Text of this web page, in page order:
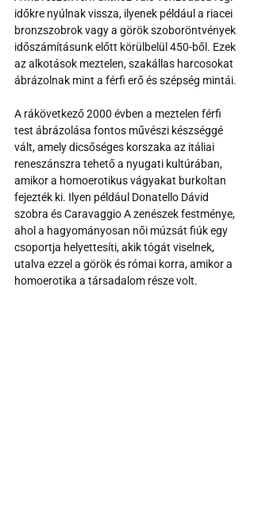
időkre nyúlnak vissza, ilyenek például a riacei
bronzszobrok vagy a görök szoboröntvények
időszámításunk előtt körülbelül 450-ből. Ezek
az alkotások meztelen, szakállas harcosokat
ábrázolnak mint a férfi erő és szépség mintái.
A rákövetkező 2000 évben a meztelen férfi
test ábrázolása fontos művészi készséggé
vált, amely dicsőséges korszaka az itáliai
reneszánszra tehető a nyugati kultúrában,
amikor a homoerotikus vágyakat burkoltan
fejezték ki. Ilyen például Donatello Dávid
szobra és Caravaggio A zenészek festménye,
ahol a hagyományosan női múzsát fiúk egy
csoportja helyettesíti, akik tógát viselnek,
utalva ezzel a görök és római korra, amikor a
homoerotika a társadalom része volt.